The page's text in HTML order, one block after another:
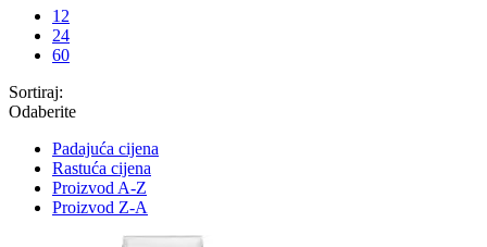
12
24
60
Sortiraj:
Odaberite
Padajuća cijena
Rastuća cijena
Proizvod A-Z
Proizvod Z-A